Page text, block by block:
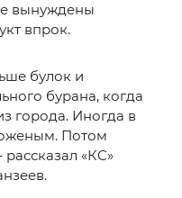
вынуждены
впрок.
булок и
бурана, когда
города. Иногда в
Потом
«КС»